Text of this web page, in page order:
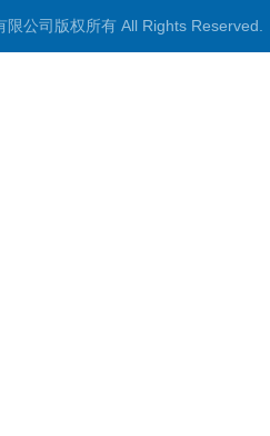
限公司版权所有 All Rights